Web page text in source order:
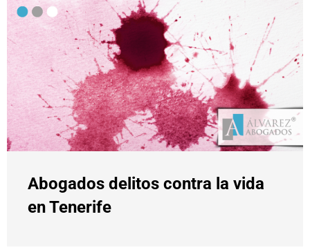
Abogados delitos contra la vida
en Tenerife